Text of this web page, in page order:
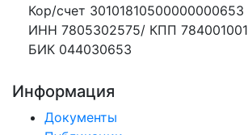
Кор/счет 30101810500000000653
ИНН 7805302575/ КПП 784001001
БИК 044030653
Информация
Документы